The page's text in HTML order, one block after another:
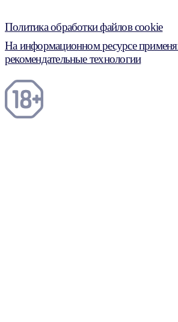
Политика обработки файлов cookie
На информационном ресурсе
рекомендательные технологии